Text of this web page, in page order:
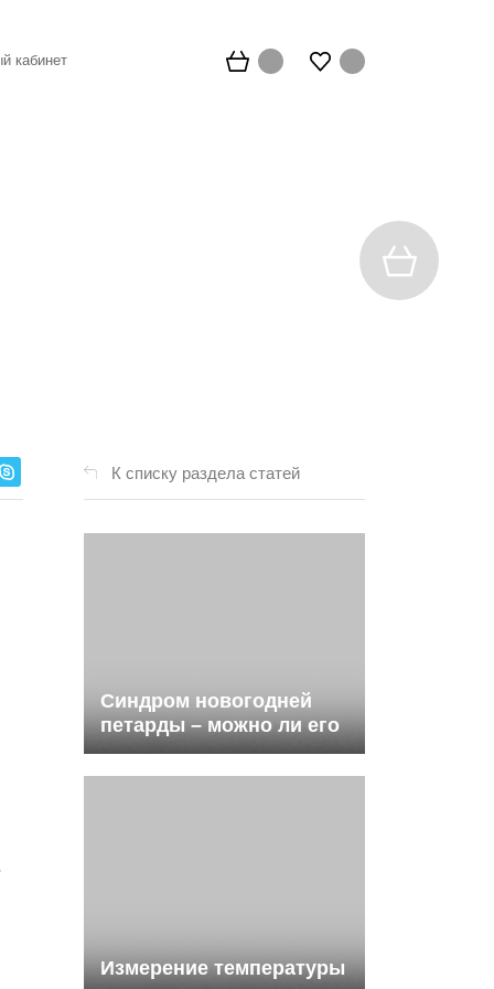
кабинет
К списку раздела статей
Синдром новогодней
петарды – можно ли его
избежать?
Измерение температуры